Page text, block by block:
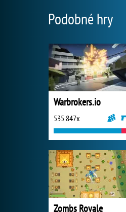
Podobné hry
Warbrokers.io
535 847x
Zombs Royale